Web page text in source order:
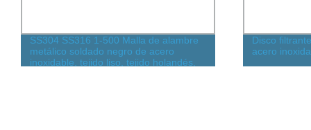
SS304 SS316 1-500 Malla de alambre
metálico soldado negro de acero
inoxidable, tejido liso, tejido holandés,
Disco
acero